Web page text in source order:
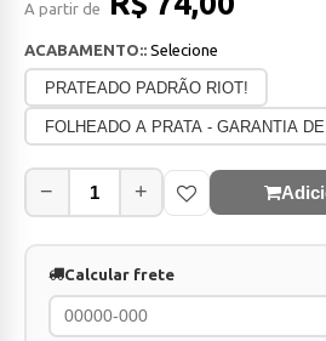
A partir de
ACABAMENTO:: Selecione
PRATEADO PADRÃO RIOT!
FOLHEADO A PRATA - GARANTIA
− +
Calcular frete